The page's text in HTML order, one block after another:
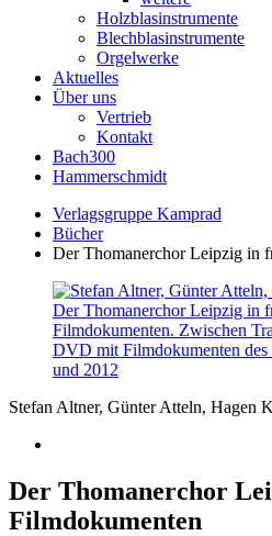
Holzblasinstrumente
Blechblasinstrumente
Orgelwerke
Aktuelles
Über uns
Vertrieb
Kontakt
Bach300
Hammerschmidt
Verlagsgruppe Kamprad
Bücher
Der Thomanerchor Leipzig in
Stefan Altner, Günter Atteln, Hagen
Der Thomanerchor
Filmdokumenten